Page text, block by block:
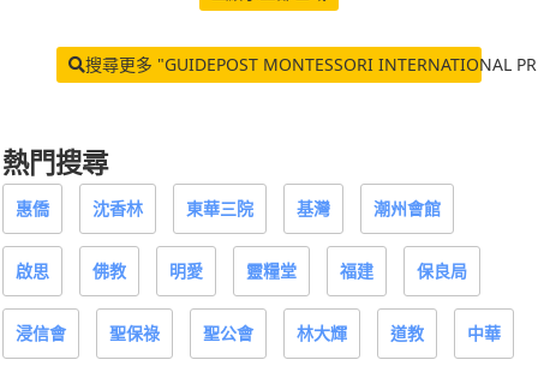
搜尋更多 "GUIDEPOST MONTESSORI INTERNATIONAL
熱門搜尋
惠僑 沈香林 東華三院 基灣 潮州會館
啟思 佛教 明愛 靈糧堂 福建 保良局
浸信會 聖保祿 聖公會 林大輝 道教 中華